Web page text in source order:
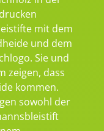
mit dem
und dem
Sie und
zeigen, dass
kommen.
sowohl der